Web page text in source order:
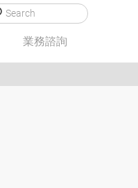
業務諮詢